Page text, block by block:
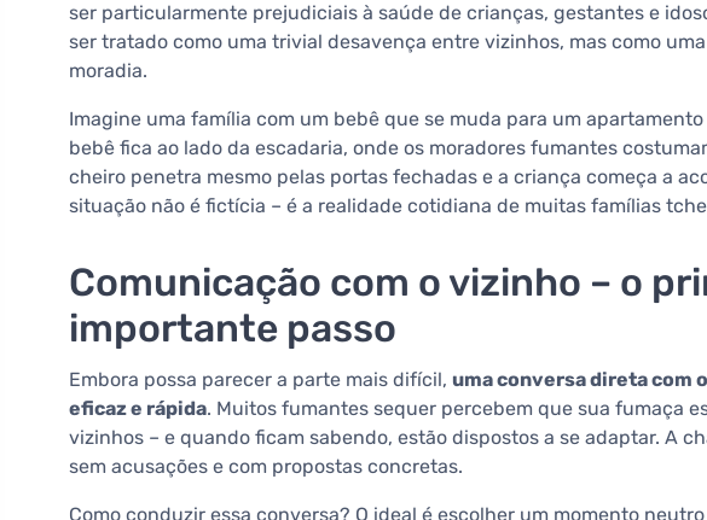
ser particularmente prejudiciais à saúde de crianças, gestantes e
ser tratado como uma trivial desavença entre vizinhos, mas como
moradia.
Imagine uma família com um bebê que se muda para um
bebê fica ao lado da escadaria, onde os moradores fumantes
cheiro penetra mesmo pelas portas fechadas e a criança começa a
situação não é fictícia – é a realidade cotidiana de muitas famílias
Comunicação com o vizinho – o
importante passo
Embora possa parecer a parte mais difícil, uma conversa direta com
eficaz e rápida. Muitos fumantes sequer percebem que sua fumaça
vizinhos – e quando ficam sabendo, estão dispostos a se adaptar. A
sem acusações e com propostas concretas.
Como conduzir essa conversa? O ideal é escolher um momento